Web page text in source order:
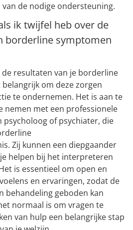
de nodige ondersteuning.
ik twijfel heb over de
borderline symptomen
resultaten van je borderline
om deze zorgen
te ondernemen. Het is aan te
nemen met een professionele
psycholoog of psychiater, die
Zij kunnen een diepgaander
helpen bij het interpreteren
is essentieel om open en
en ervaringen, zodat de
behandeling geboden kan
normaal is om vragen te
van hulp een belangrijke stap